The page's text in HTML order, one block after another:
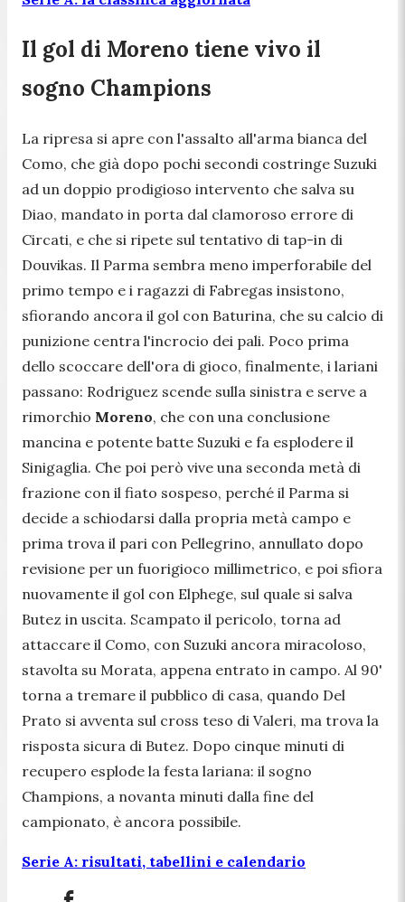
Il gol di Moreno tiene vivo il
sogno Champions
La ripresa si apre con l'assalto all'arma bianca del
Como, che già dopo pochi secondi costringe Suzuki
ad un doppio prodigioso intervento che salva su
Diao, mandato in porta dal clamoroso errore di
Circati, e che si ripete sul tentativo di tap-in di
Douvikas. Il Parma sembra meno imperforabile del
primo tempo e i ragazzi di Fabregas insistono,
sfiorando ancora il gol con Baturina, che su calcio di
punizione centra l'incrocio dei pali. Poco prima
dello scoccare dell'ora di gioco, finalmente, i lariani
passano: Rodriguez scende sulla sinistra e serve a
rimorchio Moreno, che con una conclusione
mancina e potente batte Suzuki e fa esplodere il
Sinigaglia. Che poi però vive una seconda metà di
frazione con il fiato sospeso, perché il Parma si
decide a schiodarsi dalla propria metà campo e
prima trova il pari con Pellegrino, annullato dopo
revisione per un fuorigioco millimetrico, e poi sfiora
nuovamente il gol con Elphege, sul quale si salva
Butez in uscita. Scampato il pericolo, torna ad
attaccare il Como, con Suzuki ancora miracoloso,
stavolta su Morata, appena entrato in campo. Al 90'
torna a tremare il pubblico di casa, quando Del
Prato si avventa sul cross teso di Valeri, ma trova la
risposta sicura di Butez. Dopo cinque minuti di
recupero esplode la festa lariana: il sogno
Champions, a novanta minuti dalla fine del
campionato, è ancora possibile.
Serie A: risultati, tabellini e calendario